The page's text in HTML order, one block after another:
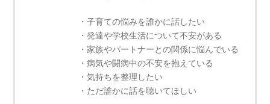
・子育ての悩みを誰かに話したい
・発達や学校生活について不安がある
・家族やパートナーとの関係に悩んでいる
・病気や闘病中の不安を抱えている
・気持ちを整理したい
・ただ誰かに話を聴いてほしい